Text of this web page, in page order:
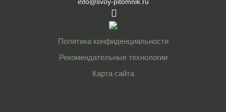
Политика конфиденциальности
Рекомендательные технологии
Карта сайта